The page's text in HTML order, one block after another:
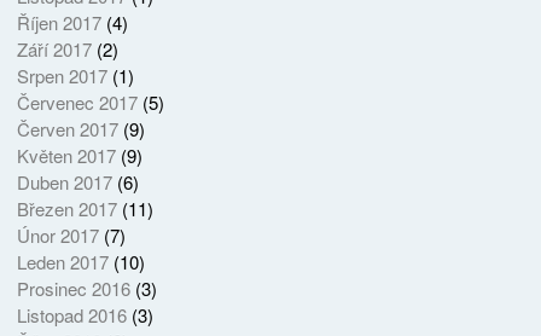
Říjen 2017(4)
Září 2017(2)
Srpen 2017(1)
Červenec 2017(5)
Červen 2017(9)
Květen 2017(9)
Duben 2017(6)
Březen 2017(11)
Únor 2017(7)
Leden 2017(10)
Prosinec 2016(3)
Listopad 2016(3)